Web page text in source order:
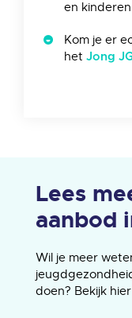
en
Kom je er
het Jong
Lees
aanbod
Wil je meer
doen? Bekijk